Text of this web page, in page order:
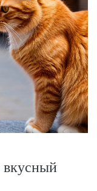
вкусный